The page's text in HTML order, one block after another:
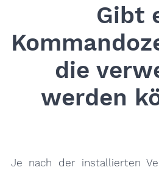
Gibt
die
werden
Je nach der installierten